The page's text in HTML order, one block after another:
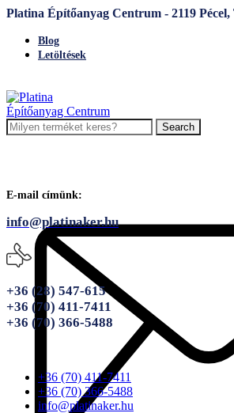
Platina Építőanyag Centrum - 2119
Blog
Letöltések
Search
E-mail címünk:
info@platinaker.hu
+36 (28) 547-615
+36 (70) 411-7411
+36 (70) 366-5488
+36 (70) 411-7411
+36 (70) 366-5488
info@platinaker.hu